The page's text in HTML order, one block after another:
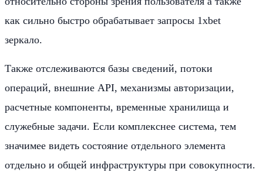
как сильно быстро обрабатывает запросы 1xbet
зеркало.
Также отслеживаются базы сведений, потоки
операций, внешние API, механизмы авторизации,
расчетные компоненты, временные хранилища и
служебные задачи. Если комплекснее система, тем
значимее видеть состояние отдельного элемента
отдельно и общей инфраструктуры при совокупности.